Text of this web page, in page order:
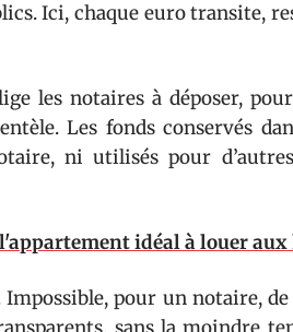
Ici, chaque euro transite,
les notaires à déposer,
Les fonds conservés
ni utilisés pour d’autres
idéal à louer aux
pour un notaire, de